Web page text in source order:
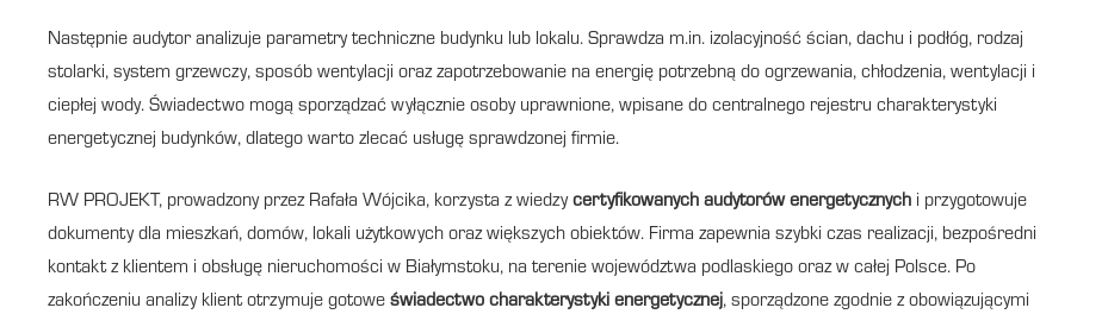
Następnie audytor analizuje parametry techniczne budynku lub lokalu. Sprawdza m.in. izolacyjność ścian, dachu i podłóg, rodzaj
stolarki, system grzewczy, sposób wentylacji oraz zapotrzebowanie na energię potrzebną do ogrzewania, chłodzenia, wentylacji i
ciepłej wody. Świadectwo mogą sporządzać wyłącznie osoby uprawnione, wpisane do centralnego rejestru charakterystyki
energetycznej budynków, dlatego warto zlecać usługę sprawdzonej firmie.
RW PROJEKT, prowadzony przez Rafała Wójcika, korzysta z wiedzycertyfikowanych audytorów energetycznych i przygotowuje
dokumenty dla mieszkań, domów, lokali użytkowych oraz większych obiektów. Firma zapewnia szybki czas realizacji, bezpośredni
kontakt z klientem i obsługę nieruchomości w Białymstoku, na terenie województwa podlaskiego oraz w całej Polsce. Po
zakończeniu analizy klient otrzymuje gotowe świadectwo charakterystyki energetycznej, sporządzone zgodnie z obowiązującymi